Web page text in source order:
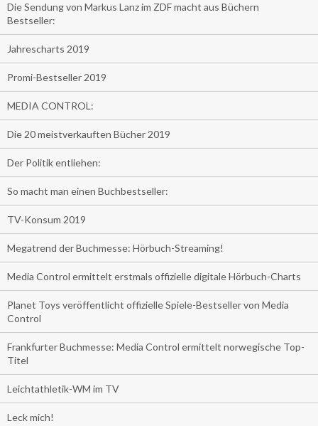
Die Sendung von Markus Lanz im ZDF macht aus Büchern
Bestseller:
Jahrescharts 2019
Promi-Bestseller 2019
MEDIA CONTROL:
Die 20 meistverkauften Bücher 2019
Der Politik entliehen:
So macht man einen Buchbestseller:
TV-Konsum 2019
Megatrend der Buchmesse: Hörbuch-Streaming!
Media Control ermittelt erstmals offizielle digitale Hörbuch-Charts
Planet Toys veröffentlicht offizielle Spiele-Bestseller von Media
Control
Frankfurter Buchmesse: Media Control ermittelt norwegische Top-
Titel
Leichtathletik-WM im TV
Leck mich!